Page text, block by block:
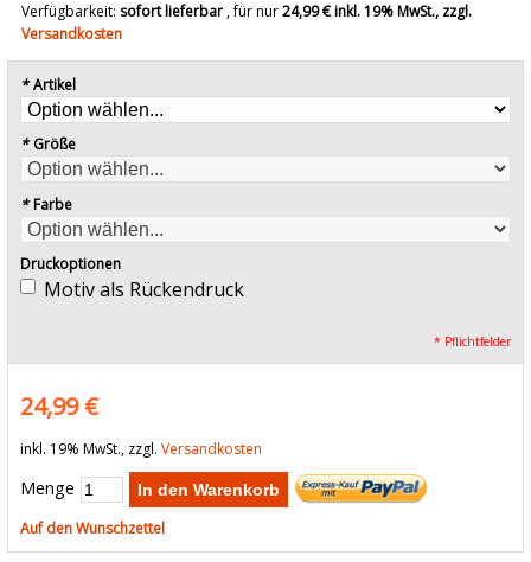
Verfügbarkeit: sofort lieferbar, für nur24,99 €inkl. 19% MwSt., zzgl.
Versandkosten
* Artikel
* Größe
* Farbe
Druckoptionen
Motiv als Rückendruck
* Pflichtfelder
24,99 €
inkl. 19% MwSt., zzgl. Versandkosten
Menge In den Warenkorb
Auf den Wunschzettel